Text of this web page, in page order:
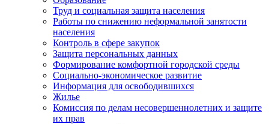
Труд и социальная защита населения
Работы по снижению неформальной занятости
населения
Контроль в сфере закупок
Защита персональных данных
Формирование комфортной городской среды
Социально-экономическое развитие
Информация для освободившихся
Жилье
Комиссия по делам несовершеннолетних и защите
их прав